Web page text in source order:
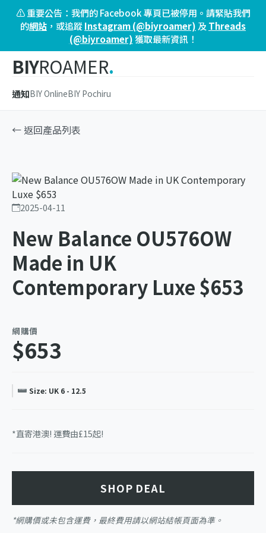
⚠️ 重要公告：我們的 Facebook 專頁已被停用。請緊貼我們
的網站 ，或追蹤Instagram (@biyroamer) 及 Threads
(@biyroamer)獲取最新資訊！
BIYROAMER.
通知BIY OnlineBIY Pochiru
← 返回產品列表
2025-04-11
New Balance OU576OW
Made in UK
Contemporary Luxe $653
網購價
$653
Size: UK 6 - 12.5
*直寄港澳! 運費由£15起!
SHOP DEAL
*網購價或未包含運費，最終費用請以網站結帳頁面為準。